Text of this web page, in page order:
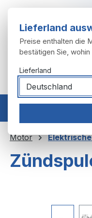
Motor
Lieferland
Preise enthalten die
bestätigen Sie,
Lieferland